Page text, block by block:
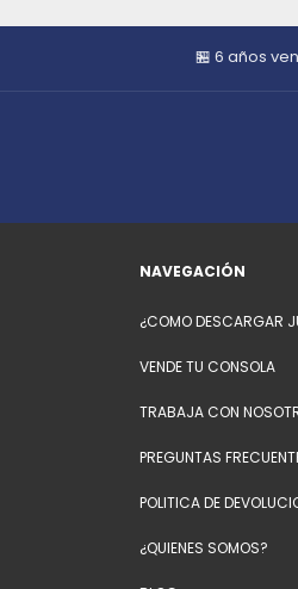
🏪 6 años
NAVEGACIÓN
¿COMO DESCARGAR
VENDE TU CONSOLA
TRABAJA CON
PREGUNTAS
POLITICA DE
¿QUIENES SOMOS?